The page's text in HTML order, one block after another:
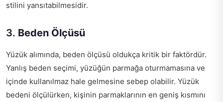
stilini yansıtabilmesidir.
3. Beden Ölçüsü
Yüzük alımında, beden ölçüsü oldukça kritik bir faktördür.
Yanlış beden seçimi, yüzüğün parmağa oturmamasına ve
içinde kullanılmaz hale gelmesine sebep olabilir. Yüzük
bedeni ölçülürken, kişinin parmaklarının en geniş kısmını